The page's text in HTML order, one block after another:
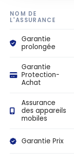
NOM DE
L'ASSURANCE
Garantie
prolongée
Garantie
Protection-
Achat
Assurance
des appareils
mobiles
Garantie Prix